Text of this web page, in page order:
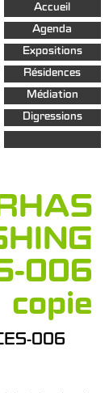
Aller au
contenu
principal
Accueil
Agenda
Expositions
Résidences
Médiation
Digressions
006
copie
006